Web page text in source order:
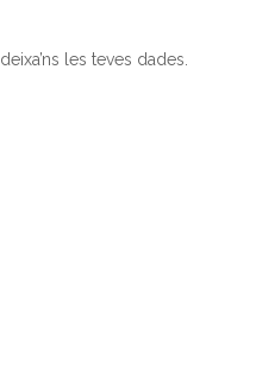
deixa’ns les teves dades.